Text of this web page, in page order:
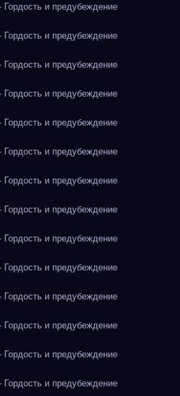
и предубеждение
и предубеждение
и предубеждение
и предубеждение
и предубеждение
и предубеждение
и предубеждение
и предубеждение
и предубеждение
и предубеждение
и предубеждение
и предубеждение
и предубеждение
и предубеждение